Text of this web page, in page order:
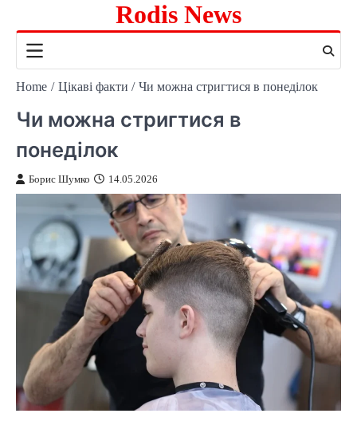
content
Rodis News
Home Цікаві факти Чи можна стригтися в понеділок
Чи можна стригтися в
понеділок
Борис Шумко 14.05.2026